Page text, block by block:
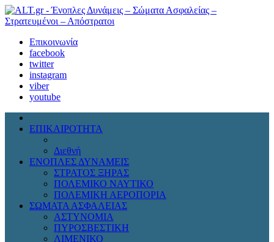
Επικοινωνία
facebook
twitter
instagram
viber
youtube
ΕΠΙΚΑΙΡΟΤΗΤΑ
Διεθνή
ΕΝΟΠΛΕΣ ΔΥΝΑΜΕΙΣ
ΣΤΡΑΤΟΣ ΞΗΡΑΣ
ΠΟΛΕΜΙΚΟ ΝΑΥΤΙΚΟ
ΠΟΛΕΜΙΚΗ ΑΕΡΟΠΟΡΙΑ
ΣΩΜΑΤΑ ΑΣΦΑΛΕΙΑΣ
ΑΣΤΥΝΟΜΙΑ
ΠΥΡΟΣΒΕΣΤΙΚΗ
ΛΙΜΕΝΙΚΟ